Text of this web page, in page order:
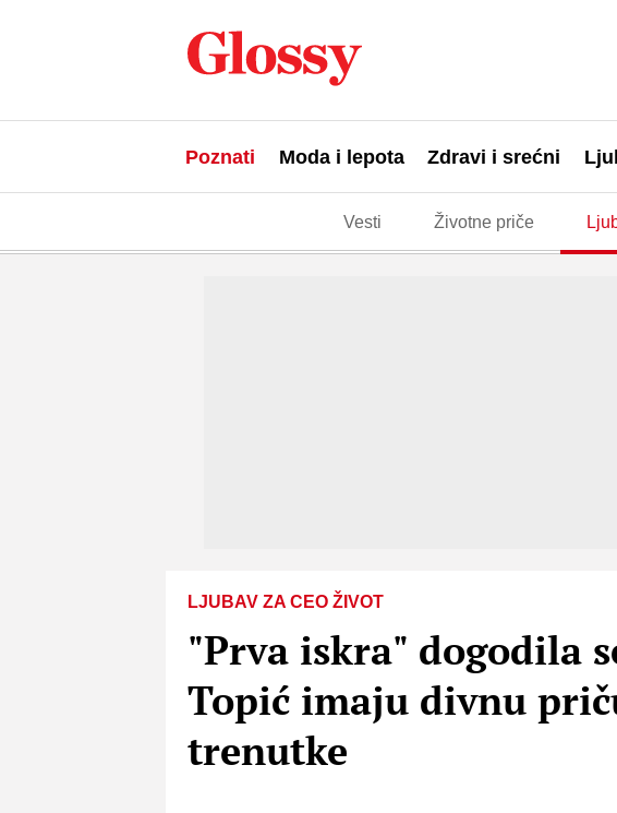
Poznati Moda i lepota Zdravi i srećni
Vesti Životne priče
LJUBAV ZA CEO ŽIVOT
"Prva iskra" dogodila
Topić imaju divnu
trenutke